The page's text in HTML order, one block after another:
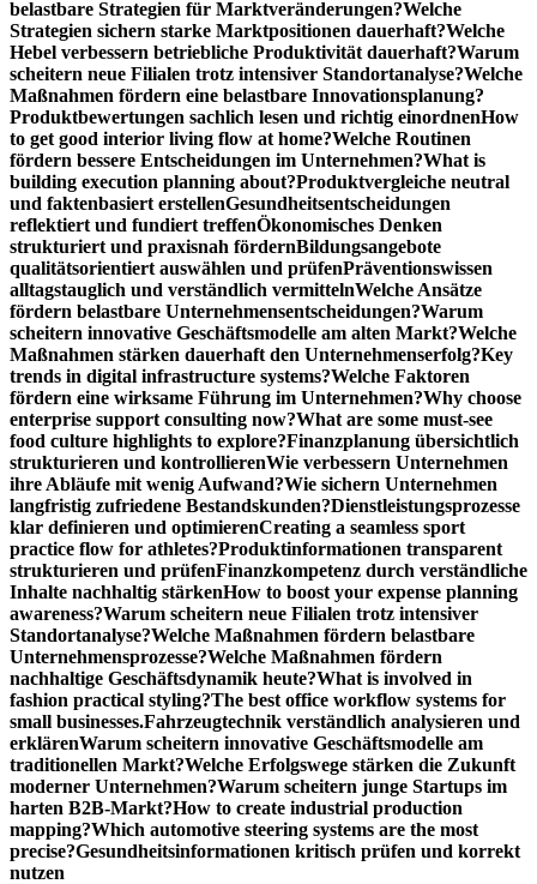
belastbare Strategien für Marktveränderungen?Welche
Strategien sichern starke Marktpositionen dauerhaft?Welche
Hebel verbessern betriebliche Produktivität dauerhaft?Warum
scheitern neue Filialen trotz intensiver Standortanalyse?Welche
Maßnahmen fördern eine belastbare Innovationsplanung?
Produktbewertungen sachlich lesen und richtig einordnenHow
to get good interior living flow at home?Welche Routinen
fördern bessere Entscheidungen im Unternehmen?What is
building execution planning about?Produktvergleiche neutral
und faktenbasiert erstellenGesundheitsentscheidungen
reflektiert und fundiert treffenÖkonomisches Denken
strukturiert und praxisnah fördernBildungsangebote
qualitätsorientiert auswählen und prüfenPräventionswissen
alltagstauglich und verständlich vermittelnWelche Ansätze
fördern belastbare Unternehmensentscheidungen?Warum
scheitern innovative Geschäftsmodelle am alten Markt?Welche
Maßnahmen stärken dauerhaft den Unternehmenserfolg?Key
trends in digital infrastructure systems?Welche Faktoren
fördern eine wirksame Führung im Unternehmen?Why choose
enterprise support consulting now?What are some must-see
food culture highlights to explore?Finanzplanung übersichtlich
strukturieren und kontrollierenWie verbessern Unternehmen
ihre Abläufe mit wenig Aufwand?Wie sichern Unternehmen
langfristig zufriedene Bestandskunden?Dienstleistungsprozesse
klar definieren und optimierenCreating a seamless sport
practice flow for athletes?Produktinformationen transparent
strukturieren und prüfenFinanzkompetenz durch verständliche
Inhalte nachhaltig stärkenHow to boost your expense planning
awareness?Warum scheitern neue Filialen trotz intensiver
Standortanalyse?Welche Maßnahmen fördern belastbare
Unternehmensprozesse?Welche Maßnahmen fördern
nachhaltige Geschäftsdynamik heute?What is involved in
fashion practical styling?The best office workflow systems for
small businesses.Fahrzeugtechnik verständlich analysieren und
erklärenWarum scheitern innovative Geschäftsmodelle am
traditionellen Markt?Welche Erfolgswege stärken die Zukunft
moderner Unternehmen?Warum scheitern junge Startups im
harten B2B-Markt?How to create industrial production
mapping?Which automotive steering systems are the most
precise?Gesundheitsinformationen kritisch prüfen und korrekt
nutzen